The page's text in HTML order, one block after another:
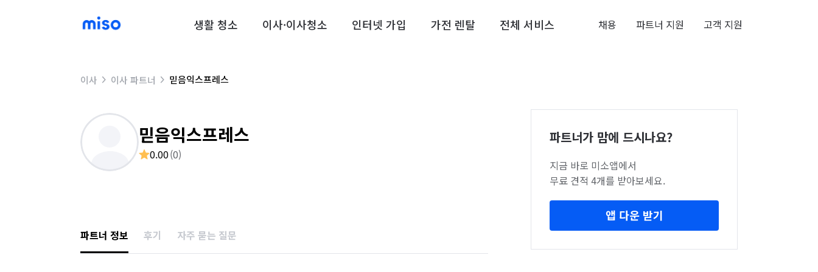
생활 청소 이사·이사청소 인터넷 가입 가전 렌탈 전체 서비스 채용 파트너 지원 고객 지원
이사 이사 파트너 믿음익스프레스
믿음익스프레스
0.00(0)
파트너 정보 후기 자주 묻는 질문
파트너가 맘에 드시나요?
지금 바로 미소앱에서
무료 견적 4개를 받아보세요.
앱 다운 받기